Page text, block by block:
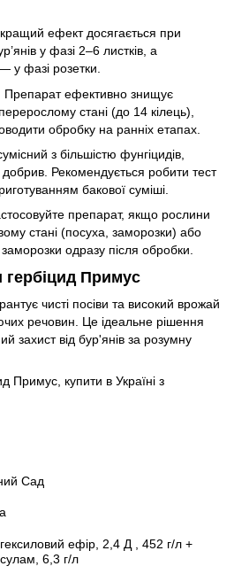
ефект досягається при
у фазі 2–6 листків, а
у фазі розетки.
Препарат ефективно знищує
стані (до 14 кілець),
обробку на ранніх етапах.
з більшістю фунгіцидів,
добрив. Рекомендується робити тест
бакової суміші.
препарат, якщо рослини
стані (посуха, заморозки) або
заморозки одразу після обробки.
гербіцид Примус
чисті посіви та високий врожай
речовин. Це ідеальне рішення
захист від бур'янів за розумну
Примус, купити в Україні з
Сад
ефір, 2,4 Д , 452 г/л +
6,3 г/л